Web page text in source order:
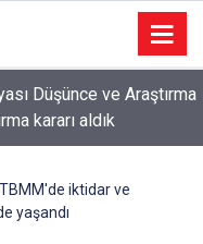
Düşünce ve Araştırma
kararı aldık
iktidar ve
yaşandı